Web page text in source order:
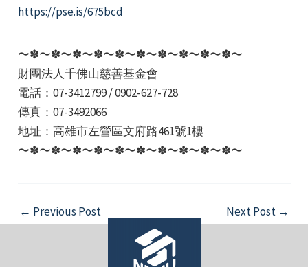
https://pse.is/675bcd
〜✽〜✽〜✽〜✽〜✽〜✽〜✽〜✽〜✽〜✽〜
財團法人千佛山慈善基金會
電話：07-3412799 / 0902-627-728
傳真：07-3492066
地址：高雄市左營區文府路461號1樓
〜✽〜✽〜✽〜✽〜✽〜✽〜✽〜✽〜✽〜✽〜
Post
← Previous Post Next Post →